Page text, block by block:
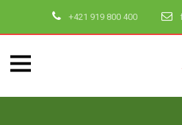
+421 919 800 400